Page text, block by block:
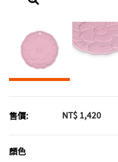
售價: NT$ 1,420
顏色